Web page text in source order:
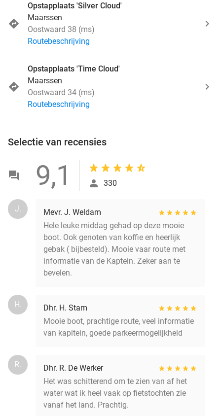
Opstapplaats 'Silver Cloud'
Maarssen
Oostwaard 38 (ms)
Routebeschrijving
Opstapplaats 'Time Cloud'
Maarssen
Oostwaard 34 (ms)
Routebeschrijving
Selectie van recensies
9,1 330
J.
Mevr. J. Weldam
Hele leuke middag gehad op deze mooie
boot. Ook genoten van koffie en heerlijk
gebak ( bijbesteld). Mooie vaar route met
informatie van de Kaptein. Zeker aan te
bevelen.
H.
Dhr. H. Stam
Mooie boot, prachtige route, veel informatie
van kapitein, goede parkeermogelijkheid
R.
Dhr. R. De Werker
Het was schitterend om te zien van af het
water wat ik heel vaak op fietstochten zie
vanaf het land. Prachtig.